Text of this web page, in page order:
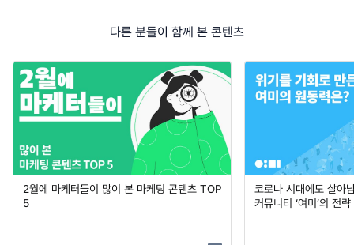
다른 분들이 함께 본 콘텐츠
2월에 마케터들이 많이 본 마케팅 콘텐츠 TOP
5
코로나 시대에도 살아
커뮤니티 ‘여미’의 전략